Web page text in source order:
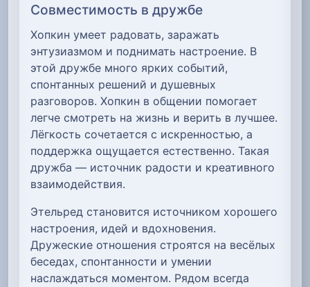
Совместимость в дружбе
Хопкин умеет радовать, заражать
энтузиазмом и поднимать настроение. В
этой дружбе много ярких событий,
спонтанных решений и душевных
разговоров. Хопкин в общении помогает
легче смотреть на жизнь и верить в лучшее.
Лёгкость сочетается с искренностью, а
поддержка ощущается естественно. Такая
дружба — источник радости и креативного
взаимодействия.
Этельред становится источником хорошего
настроения, идей и вдохновения.
Дружеские отношения строятся на весёлых
беседах, спонтанности и умении
наслаждаться моментом. Рядом всегда